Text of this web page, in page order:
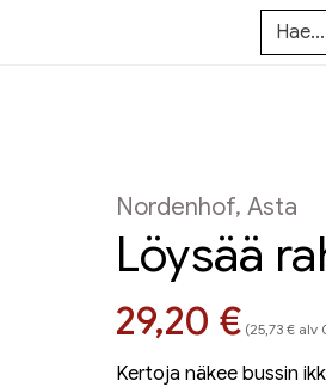
Nordenhof, Asta
Löysää
Hinta nyt
29,20 € (25,73 € alv
Kertoja näkee bussin